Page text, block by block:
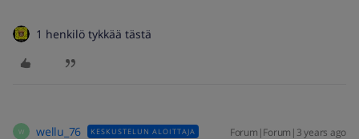
1 henkilö tykkää tästä
W wellu_76 KESKUSTELUN ALOITTAJA Forum|Forum|3 years ago